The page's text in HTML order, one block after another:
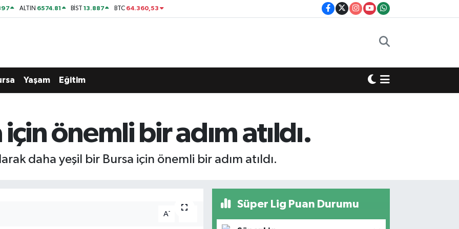
ALTIN 6574.81 BİST13.887 BTC 64.360,53
Yaşam Eğitim
önemli bir adım atıldı.
daha yeşil bir Bursa için önemli bir adım atıldı.
A-
Süper Lig Puan Durumu